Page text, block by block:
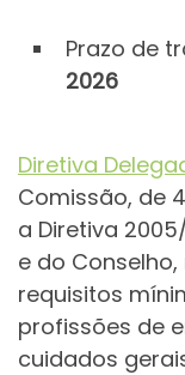
Prazo de
2026
Diretiva
Comissão, de
a Diretiva
e do
requisitos
profissões de
cuidados